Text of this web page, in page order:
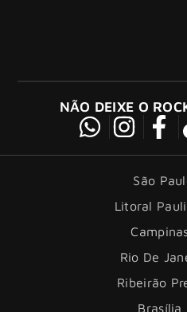
NÃO DEIXE O
São
Litoral
Rio De
Ribeirão
Brasília